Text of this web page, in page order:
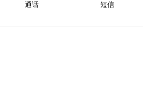
通话 短信